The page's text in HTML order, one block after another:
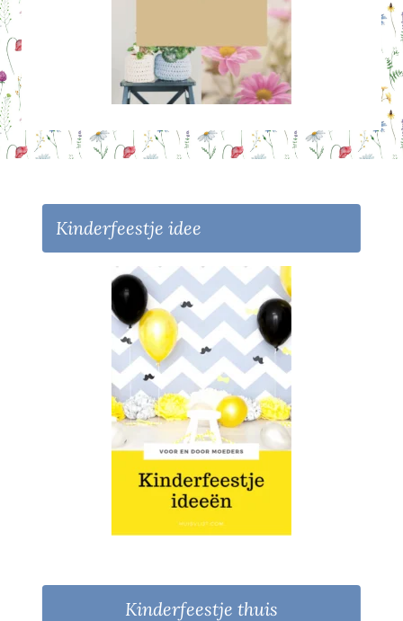
Kinderfeestje idee
Kinderfeestje thuis